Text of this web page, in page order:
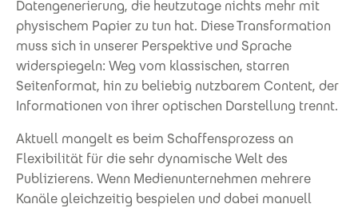
Datengenerierung, die heutzutage nichts mehr mit
physischem Papier zu tun hat. Diese Transformation
muss sich in unserer Perspektive und Sprache
widerspiegeln: Weg vom klassischen, starren
Seitenformat, hin zu beliebig nutzbarem Content, der
Informationen von ihrer optischen Darstellung trennt.
Aktuell mangelt es beim Schaffensprozess an
Flexibilität für die sehr dynamische Welt des
Publizierens. Wenn Medienunternehmen mehrere
Kanäle gleichzeitig bespielen und dabei manuell